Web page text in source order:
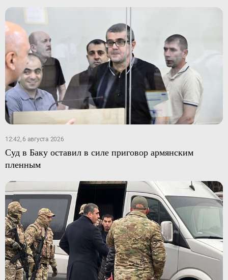
12:42, 6 августа 2026
Суд в Баку оставил в силе приговор армянским
пленным